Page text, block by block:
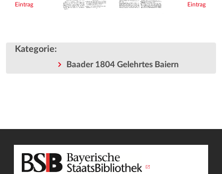
Eintrag
Eintrag
Kategorie:
Baader 1804 Gelehrtes Baiern